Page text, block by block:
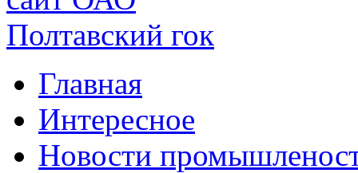
Главная
Интересное
Новости